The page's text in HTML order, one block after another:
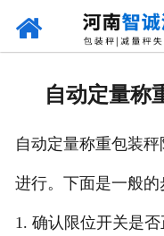
自动定量称
自动定量称重包装
进行。下面是一般的
1. 确认限位开关是